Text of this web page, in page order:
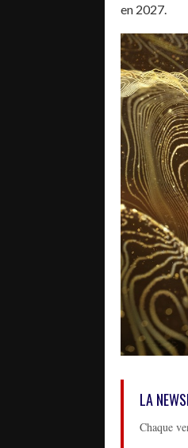
en 2027.
LA
Chaque